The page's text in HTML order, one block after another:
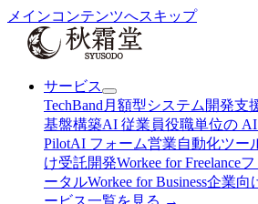
メインコンテンツへスキップ
サービス
TechBand 月額型システム開発支
基盤構築AI 従業員役職単位の
PilotAI フォーム営業自動化ツー
け受託開発Workee for Freelance
ータルWorkee for Business企業向
ービス一覧を見る →